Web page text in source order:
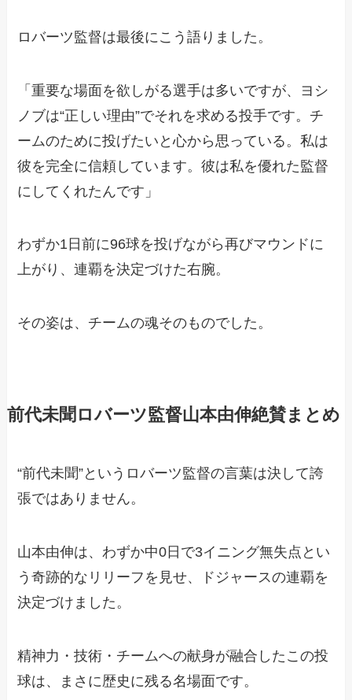
ロバーツ監督は最後にこう語りました。
「重要な場面を欲しがる選手は多いですが、ヨシ
ノブは“正しい理由”でそれを求める投手です。チ
ームのために投げたいと心から思っている。私は
彼を完全に信頼しています。彼は私を優れた監督
にしてくれたんです」
わずか1日前に96球を投げながら再びマウンドに
上がり、連覇を決定づけた右腕。
その姿は、チームの魂そのものでした。
前代未聞ロバーツ監督山本由伸絶賛まとめ
“前代未聞”というロバーツ監督の言葉は決して誇
張ではありません。
山本由伸は、わずか中0日で3イニング無失点とい
う奇跡的なリリーフを見せ、ドジャースの連覇を
決定づけました。
精神力・技術・チームへの献身が融合したこの投
球は、まさに歴史に残る名場面です。